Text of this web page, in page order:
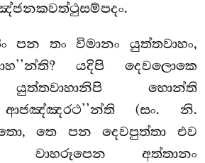
පන තං විමානං යුත්තවාහං,
යදිපි දෙවලොකෙ
යුත්තවාහානිපි හොන්ති
ආජඤ්ඤරථ’’න්ති (සං. නි.
තෙ පන දෙවපුත්තා එව
වාහරූපෙන අත්තානං